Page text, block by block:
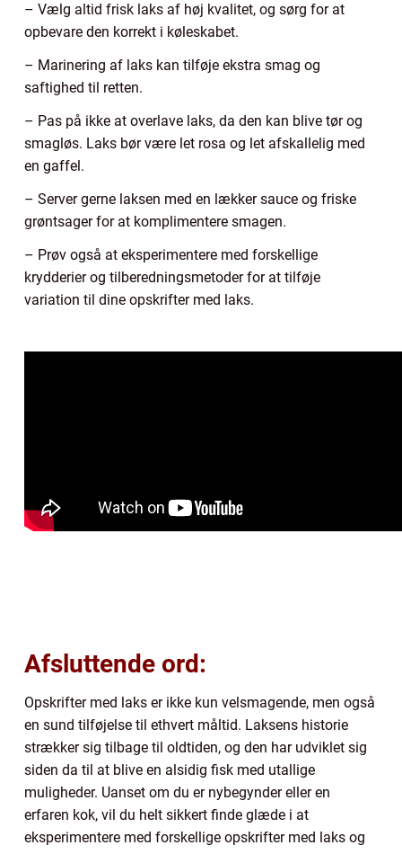
– Vælg altid frisk laks af høj kvalitet, og sørg for at
opbevare den korrekt i køleskabet.
– Marinering af laks kan tilføje ekstra smag og
saftighed til retten.
– Pas på ikke at overlave laks, da den kan blive tør og
smagløs. Laks bør være let rosa og let afskallelig med
en gaffel.
– Server gerne laksen med en lækker sauce og friske
grøntsager for at komplimentere smagen.
– Prøv også at eksperimentere med forskellige
krydderier og tilberedningsmetoder for at tilføje
variation til dine opskrifter med laks.
Afsluttende ord:
Opskrifter med laks er ikke kun velsmagende, men også
en sund tilføjelse til ethvert måltid. Laksens historie
strækker sig tilbage til oldtiden, og den har udviklet sig
siden da til at blive en alsidig fisk med utallige
muligheder. Uanset om du er nybegynder eller en
erfaren kok, vil du helt sikkert finde glæde i at
eksperimentere med forskellige opskrifter med laks og